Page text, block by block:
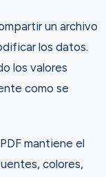
un archivo
los datos.
los valores
como se
mantiene el
colores,